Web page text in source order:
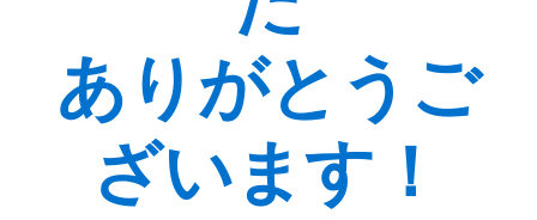
ありがとうご
ざいます！